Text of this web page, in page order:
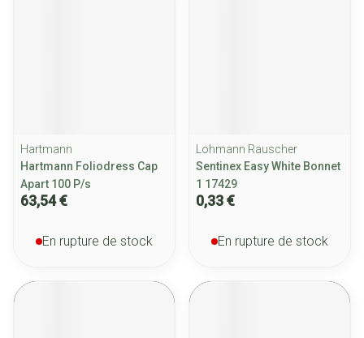
Hartmann
Hartmann Foliodress Cap
Apart 100 P/s
63,54 €
En rupture de stock
Lohmann Rauscher
Sentinex Easy White Bonnet
1 17429
0,33 €
En rupture de stock